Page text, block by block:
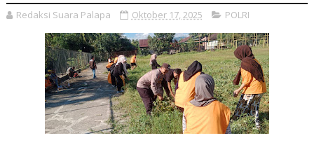
Redaksi Suara Palapa Oktober 17, 2025 POLRI